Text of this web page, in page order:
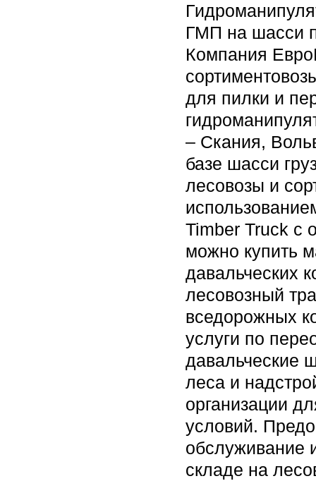
ГМП на шасси
Компания
для пилки и
– Скания,
базе шасси
лесовозы и
Timber Truck с
можно купить
давальческих
лесовозный
вседорожных
услуги по
давальческие
леса и
организации
условий.
обслуживание
складе на